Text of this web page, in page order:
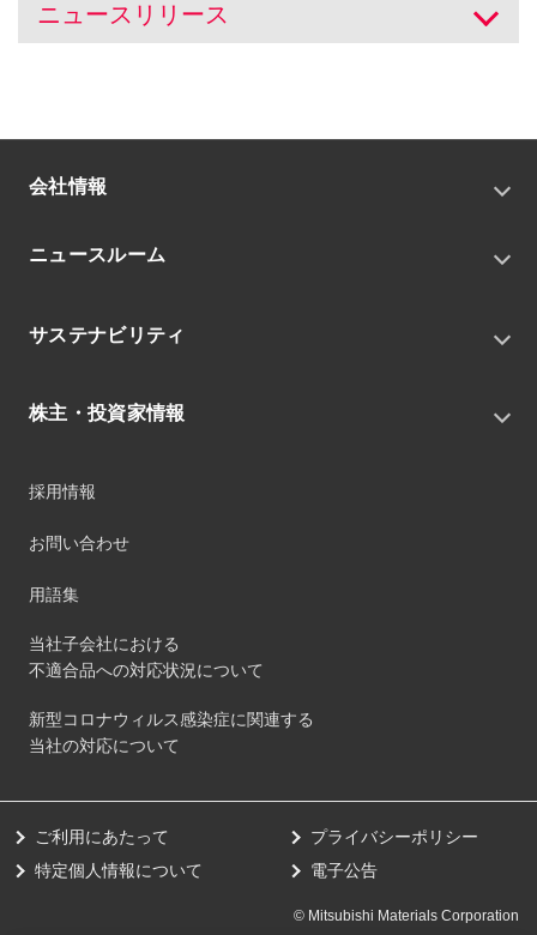
ニュースリリース 開く
会社情報
会社概要
中期経営戦略
役員
事業
ニュースルーム
トピックス
IRニュース
サステナビリティ
環境
ガバナンス
マテリアリティ
サステナビリティデータ
第三者保証
社外団体への加盟
社外からの評価
ダイバーシティ・エクイティ&インクルージョン
健康経営の取り組み
株主・投資家情報
財務ハイライト
IRカレンダー
個人投資家のみなさまへ
採用情報
お問い合わせ
用語集
当社子会社における
不適合品への対応状況について
新型コロナウィルス感染症に関連する
当社の対応について
ご利用にあたって
プライバシーポリシー
特定個人情報について
電子公告
© Mitsubishi Materials Corporation